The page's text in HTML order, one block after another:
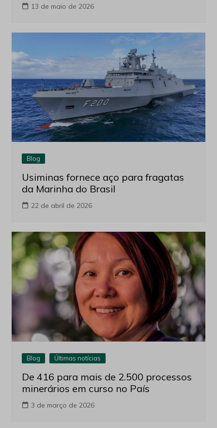
13 de maio de 2026
Blog
Usiminas fornece aço para fragatas
da Marinha do Brasil
22 de abril de 2026
Blog Últimas notícias
De 416 para mais de 2.500 processos
minerários em curso no País
3 de março de 2026